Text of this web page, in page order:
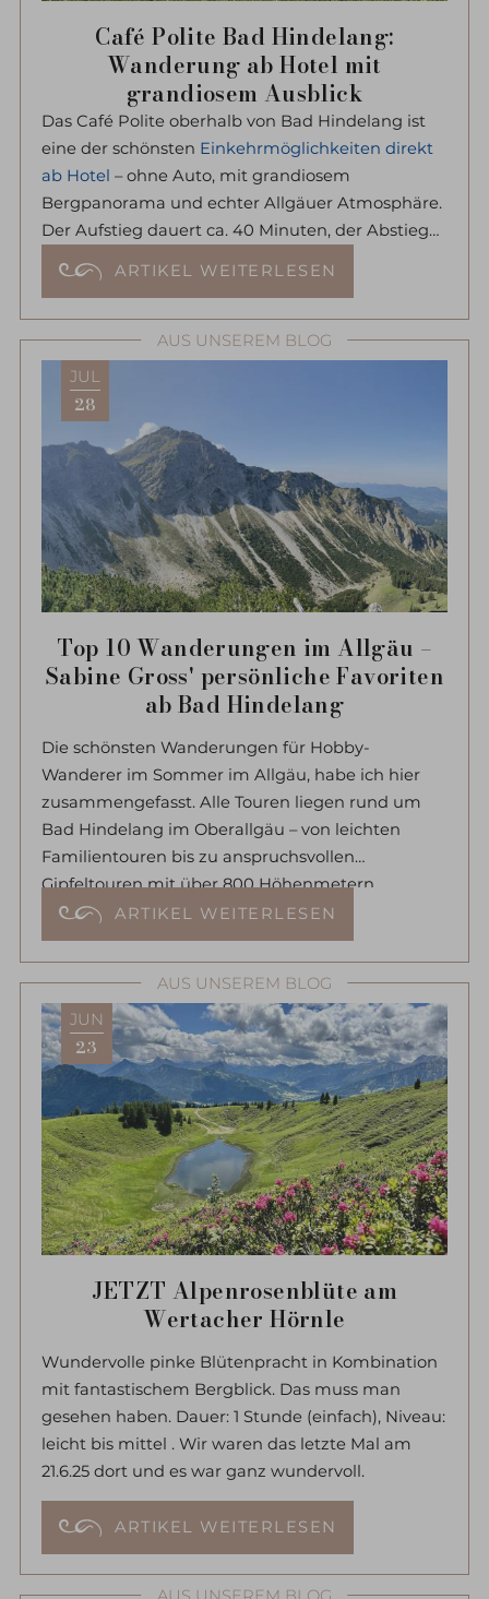
Café Polite Bad Hindelang:
Wanderung ab Hotel mit
grandiosem Ausblick
Das Café Polite oberhalb von Bad Hindelang ist
eine der schönsten Einkehrmöglichkeiten direkt
ab Hotel – ohne Auto, mit grandiosem
Bergpanorama und echter Allgäuer Atmosphäre.
Der Aufstieg dauert ca. 40 Minuten, der Abstieg
Weg die Krokusse, im Sommer lockt die
umliegenden Berge.
Jetzt kann es nicht mehr lange dauern...
ARTIKEL WEITERLESEN
AUS UNSEREM BLOG
JUL
28
Top 10 Wanderungen im Allgäu –
Sabine Gross' persönliche Favoriten
ab Bad Hindelang
Die schönsten Wanderungen für Hobby-
Wanderer im Sommer im Allgäu, habe ich hier
zusammengefasst. Alle Touren liegen rund um
Bad Hindelang im Oberallgäu – von leichten
Familientouren bis zu anspruchsvollen
Gipfeltouren mit über 800 Höhenmetern.
ARTIKEL WEITERLESEN
AUS UNSEREM BLOG
JUN
23
JETZT Alpenrosenblüte am
Wertacher Hörnle
Wundervolle pinke Blütenpracht in Kombination
mit fantastischem Bergblick. Das muss man
gesehen haben. Dauer: 1 Stunde (einfach), Niveau:
leicht bis mittel . Wir waren das letzte Mal am
21.6.25 dort und es war ganz wundervoll.
ARTIKEL WEITERLESEN